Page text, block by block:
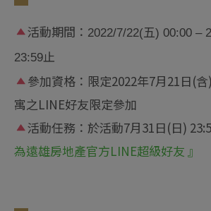
活動期間： 2022/7/22(五) 00:00 –
23:59止
參加資格：限定2022年7月21日(
寓之LINE好友限定參加
活動任務 ：於活動7月31日(日)
為遠雄房地產官方LINE超級好友 』